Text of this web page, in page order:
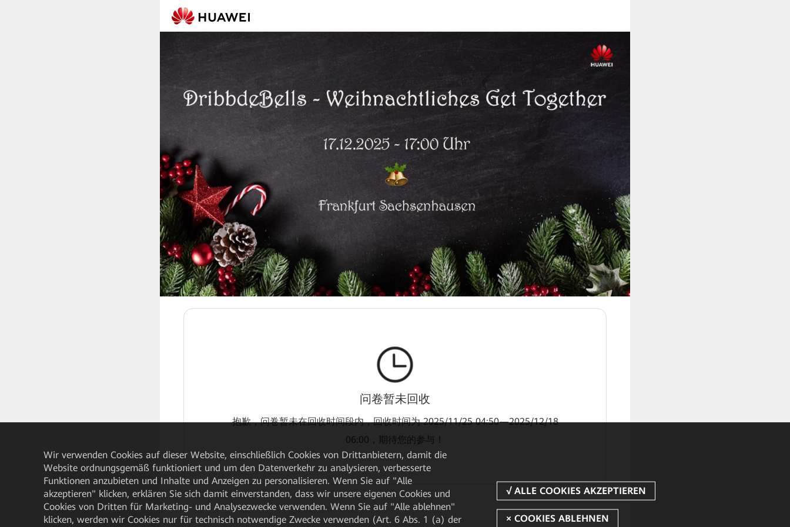
问卷暂未回收
抱歉，问卷暂未在回收时间段内，回收时间为 2025/11/25 04:50—2025/12/18
06:00，期待您的参与！
Wir verwenden Cookies auf dieser Website, einschließlich Cookies von Drittanbietern, damit die
Website ordnungsgemäß funktioniert und um den Datenverkehr zu analysieren, verbesserte
Funktionen anzubieten und Inhalte und Anzeigen zu personalisieren. Wenn Sie auf "Alle
akzeptieren" klicken, erklären Sie sich damit einverstanden, dass wir unsere eigenen Cookies und
Cookies von Dritten für Marketing- und Analysezwecke verwenden. Wenn Sie auf "Alle ablehnen"
klicken, werden wir Cookies nur für technisch notwendige Zwecke verwenden (Art. 6 Abs. 1 (a) der